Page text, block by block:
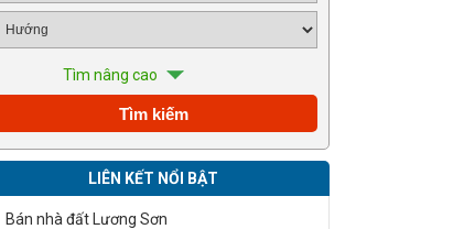
Tìm nâng cao
LIÊN KẾT NỔI BẬT
Bán nhà đất Lương Sơn